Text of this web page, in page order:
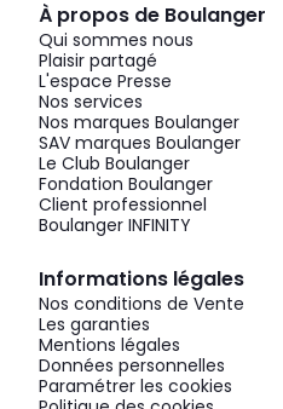
À propos de Boulanger
Qui sommes nous
Plaisir partagé
L'espace Presse
Nos services
Nos marques Boulanger
SAV marques Boulanger
Le Club Boulanger
Fondation Boulanger
Client professionnel
Boulanger INFINITY
Informations légales
Nos conditions de Vente
Les garanties
Mentions légales
Données personnelles
Paramétrer les cookies